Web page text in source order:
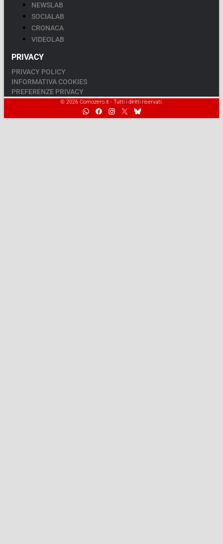
NEWSLAB
SOCIALAB
CRONACA
VIDEOLAB
PRIVACY
PRIVACY POLICY
INFORMATIVA COOKIES
PREFERENZE PRIVACY
© 2026 Comozero.it - Tutti i diritti riservati.